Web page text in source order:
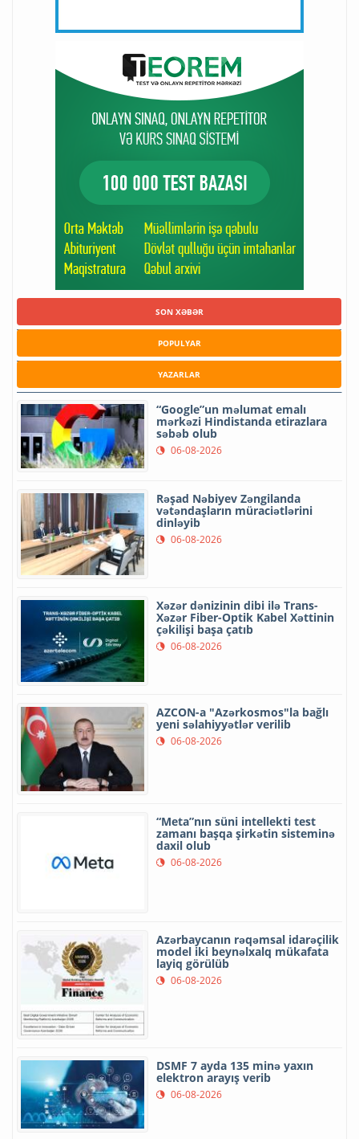
SON XƏBƏR
POPULYAR
YAZARLAR
“Google”un məlumat emalı
mərkəzi Hindistanda etirazlara
səbəb olub
06-08-2026
Rəşad Nəbiyev Zəngilanda
vətəndaşların müraciətlərini
dinləyib
06-08-2026
Xəzər dənizinin dibi ilə Trans-
Xəzər Fiber-Optik Kabel Xəttinin
çəkilişi başa çatıb
06-08-2026
AZCON-a "Azərkosmos"la bağlı
yeni səlahiyyətlər verilib
06-08-2026
“Meta”nın süni intellekti test
zamanı başqa şirkətin sisteminə
daxil olub
06-08-2026
Azərbaycanın rəqəmsal idarəçilik
model iki beynəlxalq mükafata
layiq görülüb
06-08-2026
DSMF 7 ayda 135 minə yaxın
elektron arayış verib
06-08-2026